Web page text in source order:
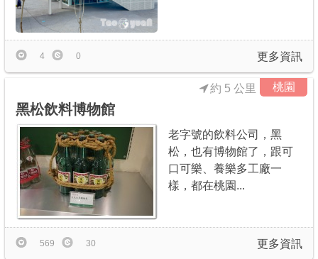
更多資訊
4 0
桃園
黑松飲料博物館‎
約 5 公里
老字號的飲料公司，黑
松，也有博物館了，跟可
口可樂、養樂多工廠一
樣，都在桃園...
更多資訊
569 30